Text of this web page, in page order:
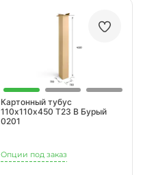
Картонный тубус
110х110х450 Т23 B Бурый
0201
Опции под заказ